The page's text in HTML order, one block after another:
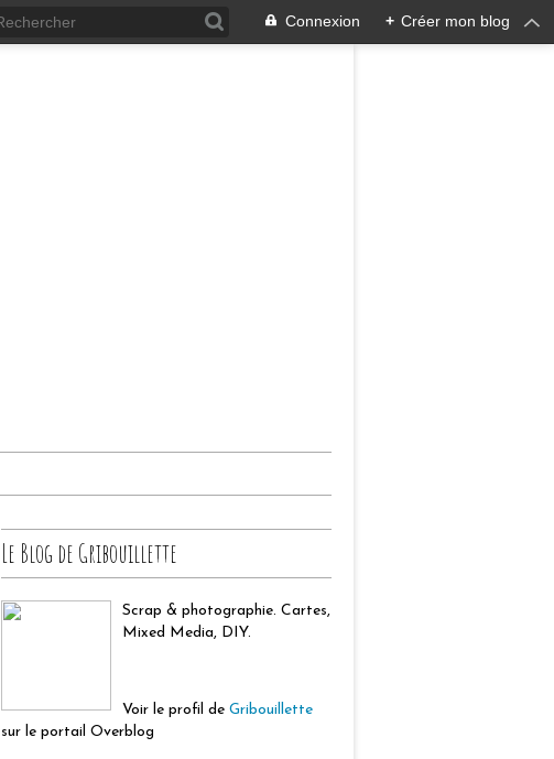
Connexion + Créer mon blog
Le Blog de Gribouillette
Scrap & photographie. Cartes,
Mixed Media, DIY.
Voir le profil de Gribouillette
sur le portail Overblog